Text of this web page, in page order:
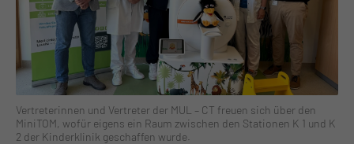
Vertreterinnen und Vertreter der MUL – CT freuen sich über den
MiniTOM, wofür eigens ein Raum zwischen den Stationen K 1 und K
2 der Kinderklinik geschaffen wurde.